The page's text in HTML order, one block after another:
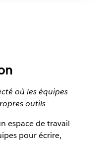
où les équipes
outils
espace de travail
pour écrire,